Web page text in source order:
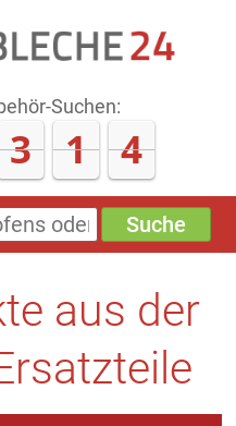
Suchen:
3 1 4
Suche
aus der